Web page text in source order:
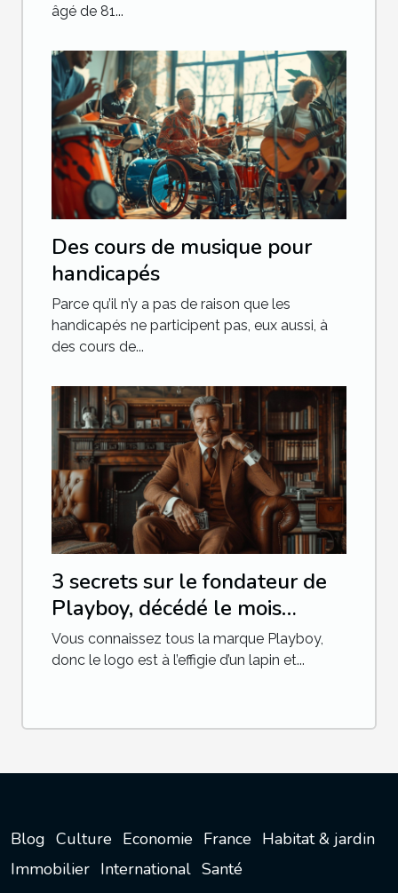
âgé de 81...
Des cours de musique pour
handicapés
Parce qu’il n’y a pas de raison que les
handicapés ne participent pas, eux aussi, à
des cours de...
3 secrets sur le fondateur de
Playboy, décédé le mois
dernier
Vous connaissez tous la marque Playboy,
donc le logo est à l’effigie d’un lapin et...
Blog Culture Economie France Habitat & jardin
Immobilier International Santé